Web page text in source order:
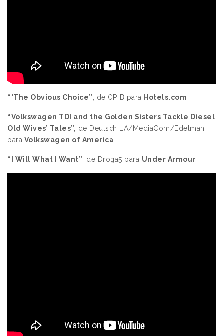
“'The Obvious Choice” , de CP+B para Hotels.com
“Volkswagen TDI and the Golden Sisters Tackle Diesel
Old Wives’ Tales”, de Deutsch LA/MediaCom/Edelman
para Volkswagen of America
“I Will What I Want” , de Droga5 para Under Armour